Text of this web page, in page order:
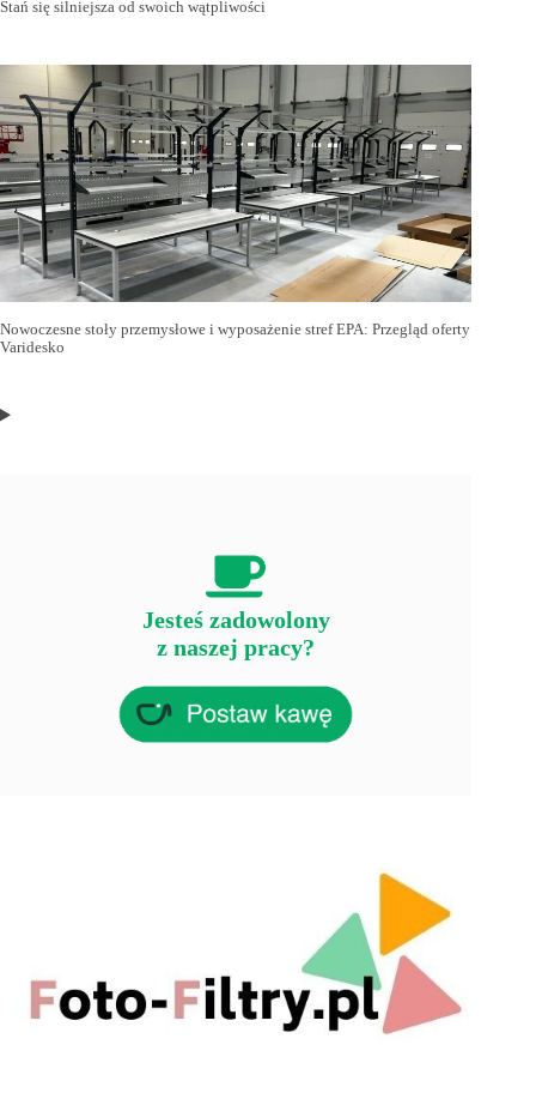
Stań się silniejsza od swoich wątpliwości
Nowoczesne stoły przemysłowe i wyposażenie stref EPA: Przegląd oferty
Varidesko
Jesteś zadowolony
z naszej pracy?